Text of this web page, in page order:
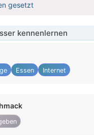
gesetzt
kennenlernen
Essen Internet